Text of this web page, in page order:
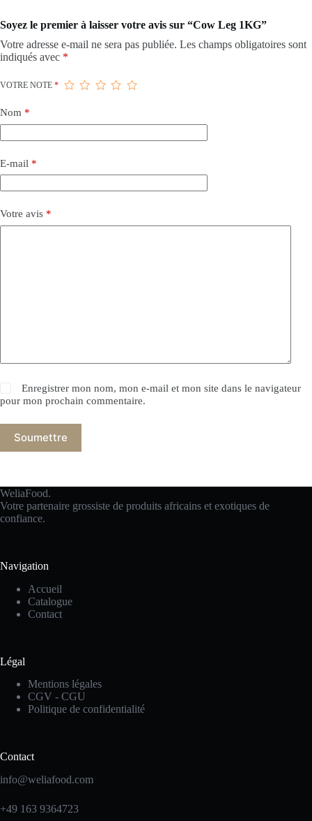
Soyez le premier à laisser votre avis sur “Cow Leg 1KG”
Votre adresse e-mail ne sera pas publiée. Les champs obligatoires sont
indiqués avec *
VOTRE NOTE *
Nom *
E-mail *
Votre avis *
Enregistrer mon nom, mon e-mail et mon site dans le navigateur
pour mon prochain commentaire.
Soumettre
WeliaFood.
Votre partenaire grossiste de produits africains et exotiques de
confiance.
Navigation
Accueil
Catalogue
Contact
Légal
Mentions légales
CGV - CGU
Politique de confidentialité
Contact
info@weliafood.com
+49 163 9364723